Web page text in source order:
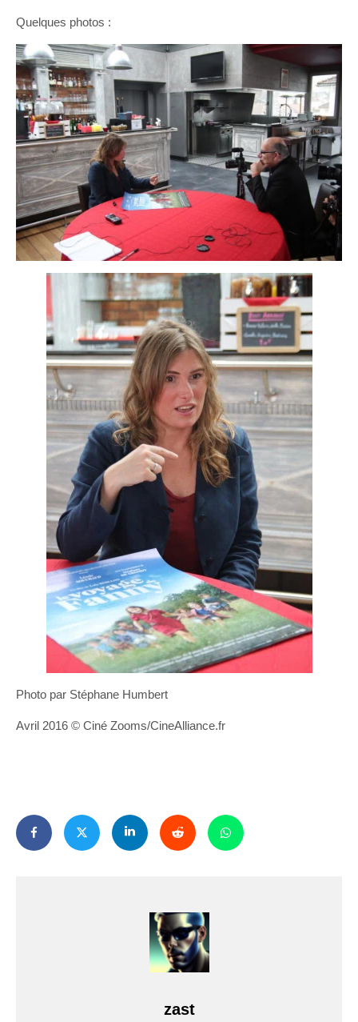
Quelques photos :
Photo par Stéphane Humbert
Avril 2016 © Ciné Zooms/CineAlliance.fr
zast